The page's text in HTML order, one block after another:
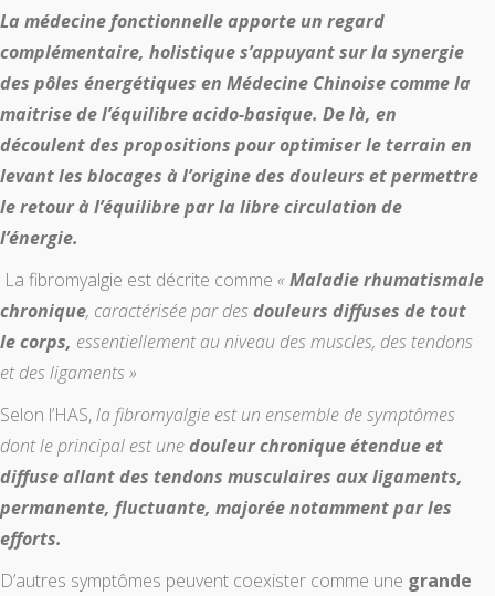
La médecine fonctionnelle apporte un regard
complémentaire, holistique s’appuyant sur la synergie
des pôles énergétiques en Médecine Chinoise comme la
maitrise de l’équilibre acido-basique. De là, en
découlent des propositions pour optimiser le terrain en
levant les blocages à l’origine des douleurs et permettre
le retour à l’équilibre par la libre circulation de
l’énergie.
La fibromyalgie est décrite comme «Maladie rhumatismale
chronique, caractérisée par desdouleurs diffuses de tout
le corps, essentiellement au niveau des muscles, des tendons
et des ligaments »
Selon l’HAS,la fibromyalgie est un ensemble de symptômes
dont le principal est unedouleur chronique étendue et
diffuse allant des tendons musculaires aux ligaments,
permanente, fluctuante, majorée notamment par les
efforts.
D’autres symptômes peuvent coexister comme une grande